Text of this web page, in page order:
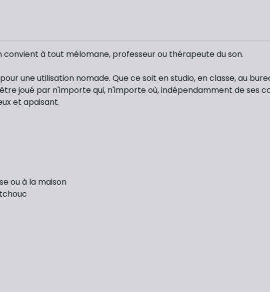
convient à tout mélomane, professeur ou thérapeute du son.
une utilisation nomade. Que ce soit en studio, en classe, au
joué par n'importe qui, n'importe où, indépendamment de ses
et apaisant.
ou à la maison